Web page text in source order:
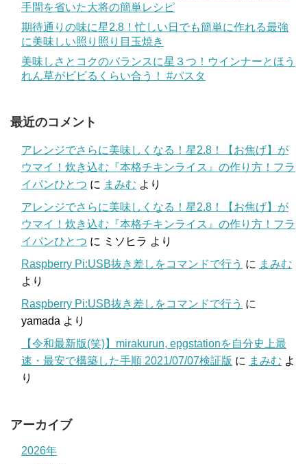
手間を省いた大将の簡単レシピ
期待通りの味に星2.8！忙しい日でも簡単に作れる最強
に美味しい照り照り目玉焼き
美味しさとコクのバランスに星３つ！ウインナーとほう
れん草がビビるくらい合う！ #パスタ
最近のコメント
アレンジでさらに美味しくなる！星2.8！【お焦げ】が
ウマイ！炊き込む『本格チキンライス』の作り方！フラ
イパンひとつ に まみむ より
アレンジでさらに美味しくなる！星2.8！【お焦げ】が
ウマイ！炊き込む『本格チキンライス』の作り方！フラ
イパンひとつ に ミソヒラ より
Raspberry Pi:USB抜き差しをコマンドで行う に まみむ
より
Raspberry Pi:USB抜き差しをコマンドで行う に
yamada より
【令和最新版(笑)】mirakurun, epgstationを自分史上最
速・最安で構築した手順 2021/07/07検証版 に まみむ よ
り
アーカイブ
2026年